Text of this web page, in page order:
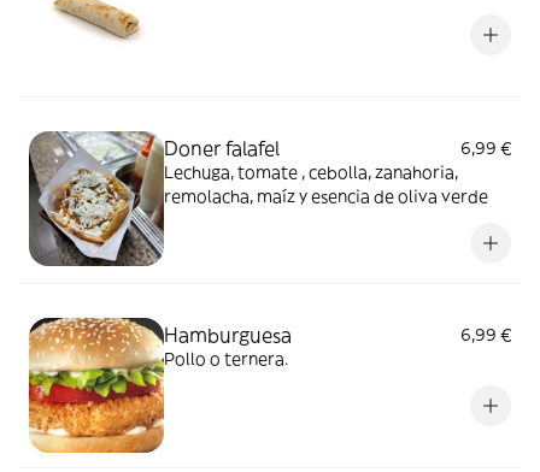
Doner falafel
6,99 €
Lechuga, tomate , cebolla, zanahoria,
remolacha, maíz y esencia de oliva verde
Hamburguesa
6,99 €
Pollo o ternera.